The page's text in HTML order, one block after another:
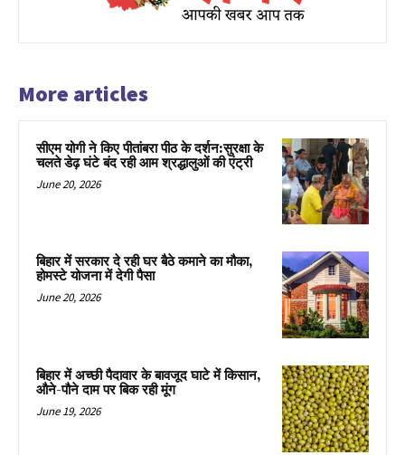
More articles
सीएम योगी ने किए पीतांबरा पीठ के दर्शन:सुरक्षा के
चलते डेढ़ घंटे बंद रही आम श्रद्धालुओं की एंट्री
June 20, 2026
बिहार में सरकार दे रही घर बैठे कमाने का मौका,
होमस्टे योजना में देगी पैसा
June 20, 2026
बिहार में अच्छी पैदावार के बावजूद घाटे में किसान,
औने-पौने दाम पर बिक रही मूंग
June 19, 2026